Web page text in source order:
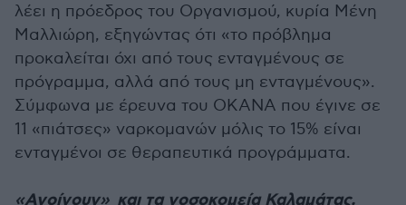
λέει η πρόεδρος του Οργανισμού, κυρία Μένη
Μαλλιώρη, εξηγώντας ότι «το πρόβλημα
προκαλείται όχι από τους ενταγµένους σε
πρόγραμμα, αλλά από τους µη ενταγµένους».
Σύμφωνα με έρευνα του ΟΚΑΝΑ που έγινε σε
11 «πιάτσες» ναρκομανών μόλις το 15% είναι
ενταγµένοι σε θεραπευτικά προγράμματα.
«Ανοίγουν» και τα νοσοκομεία Καλαμάτας,